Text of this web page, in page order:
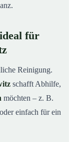
für
Reinigung.
schafft Abhilfe,
möchten – z. B.
einfach für ein